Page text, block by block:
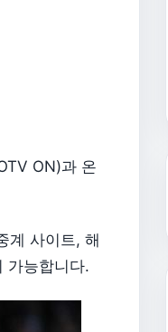
ON)과 온
계 사이트, 해
가능합니다.